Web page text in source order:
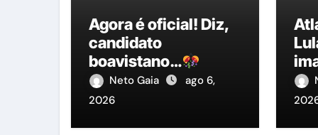
Agora é oficial! Diz,
candidato
boavistano…
Neto Gaia
ago 6,
2026